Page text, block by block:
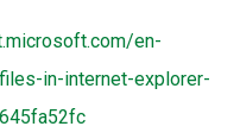
en-
in-internet-explorer-